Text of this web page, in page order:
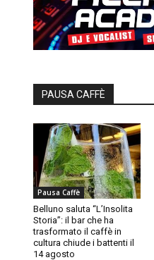
PAUSA CAFFÈ
Pausa Caffè
Belluno saluta “L’Insolita
Storia”: il bar che ha
trasformato il caffè in
cultura chiude i battenti il
14 agosto